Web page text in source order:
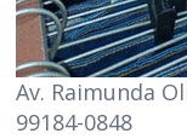
Av. Raimunda
99184-0848